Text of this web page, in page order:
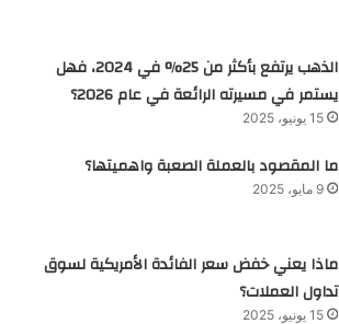
الذهب يرتفع بأكثر من 25% في 2024، فهل
يستمر في مسيرته الرائعة في عام 2026؟
15 يونيو، 2025
ما المقصود بالعملة الصعبة واهميتها؟
9 مايو، 2025
ماذا يعني خفض سعر الفائدة الأمريكية لسوق
تداول العملات؟
15 يونيو، 2025